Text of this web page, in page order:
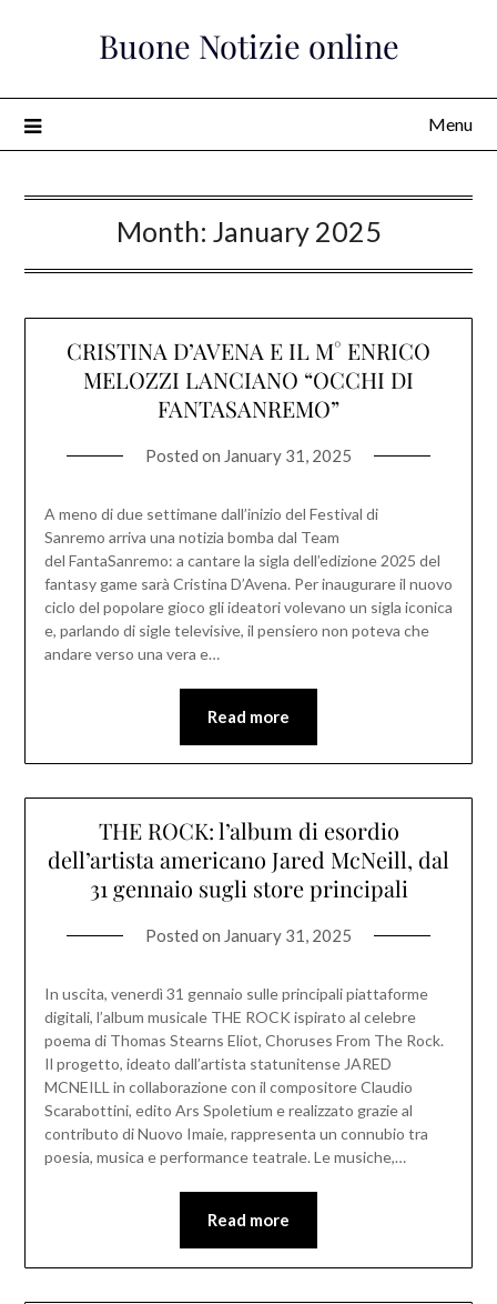
Buone Notizie online
Menu
Month: January 2025
CRISTINA D’AVENA E IL M° ENRICO
MELOZZI LANCIANO “OCCHI DI
FANTASANREMO”
Posted on January 31, 2025
A meno di due settimane dall’inizio del Festival di
Sanremo arriva una notizia bomba dal Team
del FantaSanremo: a cantare la sigla dell’edizione 2025 del
fantasy game sarà Cristina D’Avena. Per inaugurare il nuovo
ciclo del popolare gioco gli ideatori volevano un sigla iconica
e, parlando di sigle televisive, il pensiero non poteva che
andare verso una vera e…
Read more
THE ROCK: l’album di esordio
dell’artista americano Jared McNeill, dal
31 gennaio sugli store principali
Posted on January 31, 2025
In uscita, venerdì 31 gennaio sulle principali piattaforme
digitali, l’album musicale THE ROCK ispirato al celebre
poema di Thomas Stearns Eliot, Choruses From The Rock.
Il progetto, ideato dall’artista statunitense JARED
MCNEILL in collaborazione con il compositore Claudio
Scarabottini, edito Ars Spoletium e realizzato grazie al
contributo di Nuovo Imaie, rappresenta un connubio tra
poesia, musica e performance teatrale. Le musiche,…
Read more